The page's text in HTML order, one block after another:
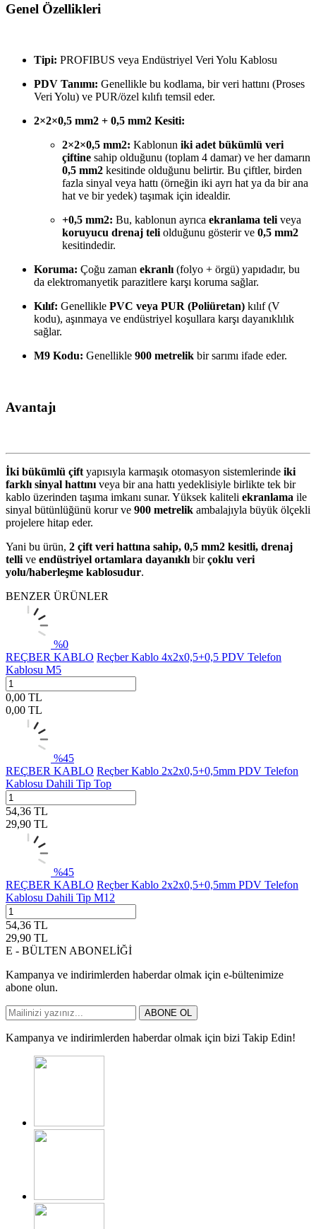
Genel Özellikleri
Tipi: PROFIBUS veya Endüstriyel Veri Yolu Kablosu
PDV Tanımı: Genellikle bu kodlama, bir veri hattını (Proses
Veri Yolu) ve PUR/özel kılıfı temsil eder.
2×2×0,5 mm2 + 0,5 mm2 Kesiti:
2×2×0,5 mm2: Kablonun iki adet bükümlü veri
çiftine sahip olduğunu (toplam 4 damar) ve her damarın
0,5 mm2 kesitinde olduğunu belirtir. Bu çiftler, birden
fazla sinyal veya hattı (örneğin iki ayrı hat ya da bir ana
hat ve bir yedek) taşımak için idealdir.
+0,5 mm2: Bu, kablonun ayrıca ekranlama teli veya
koruyucu drenaj teli olduğunu gösterir ve 0,5 mm2
kesitindedir.
Koruma: Çoğu zaman ekranlı (folyo + örgü) yapıdadır, bu
da elektromanyetik parazitlere karşı koruma sağlar.
Kılıf: Genellikle PVC veya PUR (Poliüretan) kılıf (V
kodu), aşınmaya ve endüstriyel koşullara karşı dayanıklılık
sağlar.
M9 Kodu: Genellikle 900 metrelik bir sarımı ifade eder.
Avantajı
İki bükümlü çift yapısıyla karmaşık otomasyon sistemlerinde iki
farklı sinyal hattını veya bir ana hattı yedeklisiyle birlikte tek bir
kablo üzerinden taşıma imkanı sunar. Yüksek kaliteli ekranlama ile
sinyal bütünlüğünü korur ve 900 metrelik ambalajıyla büyük ölçekli
projelere hitap eder.
Yani bu ürün, 2 çift veri hattına sahip, 0,5 mm2 kesitli, drenaj
telli ve endüstriyel ortamlara dayanıklı birçoklu veri
yolu/haberleşme kablosudur.
BENZER ÜRÜNLER
%0
REÇBER KABLO Reçber Kablo 4x2x0,5+0,5 PDV Telefon
Kablosu M5
0,00 TL
0,00 TL
%45
REÇBER KABLO Reçber Kablo 2x2x0,5+0,5mm PDV Telefon
Kablosu Dahili Tip Top
54,36 TL
29,90 TL
%45
REÇBER KABLO Reçber Kablo 2x2x0,5+0,5mm PDV Telefon
Kablosu Dahili Tip M12
54,36 TL
29,90 TL
E - BÜLTEN ABONELİĞİ
Kampanya ve indirimlerden haberdar olmak için e-bültenimize
abone olun.
ABONE OL
Kampanya ve indirimlerden haberdar olmak için bizi Takip Edin!